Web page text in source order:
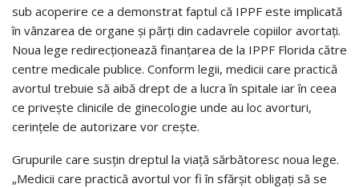
sub acoperire ce a demonstrat faptul că IPPF este implicată
în vânzarea de organe și părți din cadavrele copiilor avortați.
Noua lege redirecționează finanțarea de la IPPF Florida către
centre medicale publice. Conform legii, medicii care practică
avortul trebuie să aibă drept de a lucra în spitale iar în ceea
ce privește clinicile de ginecologie unde au loc avorturi,
cerințele de autorizare vor crește.
Grupurile care susțin dreptul la viață sărbătoresc noua lege.
„Medicii care practică avortul vor fi în sfărșit obligați să se